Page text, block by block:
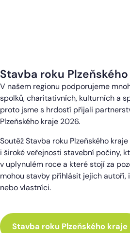
Stavba roku
V našem regionu podporujeme
spolků, charitativních, kulturních a
proto jsme s hrdostí přijali
Plzeňského kraje 2026.
Soutěž Stavba roku Plzeňského
i široké veřejnosti stavební počiny,
v uplynulém roce a které stojí za
mohou stavby přihlásit jejich autoři,
nebo vlastníci.
Stavba roku Plzeňského kraje